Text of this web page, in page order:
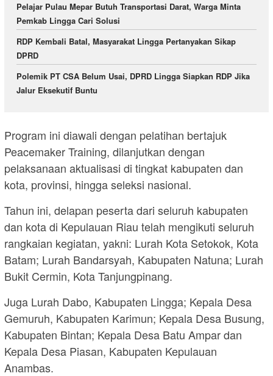
Pelajar Pulau Mepar Butuh Transportasi Darat, Warga Minta
Pemkab Lingga Cari Solusi
RDP Kembali Batal, Masyarakat Lingga Pertanyakan Sikap
DPRD
Polemik PT CSA Belum Usai, DPRD Lingga Siapkan RDP Jika
Jalur Eksekutif Buntu
Program ini diawali dengan pelatihan bertajuk
Peacemaker Training, dilanjutkan dengan
pelaksanaan aktualisasi di tingkat kabupaten dan
kota, provinsi, hingga seleksi nasional.
Tahun ini, delapan peserta dari seluruh kabupaten
dan kota di Kepulauan Riau telah mengikuti seluruh
rangkaian kegiatan, yakni: Lurah Kota Setokok, Kota
Batam; Lurah Bandarsyah, Kabupaten Natuna; Lurah
Bukit Cermin, Kota Tanjungpinang.
Juga Lurah Dabo, Kabupaten Lingga; Kepala Desa
Gemuruh, Kabupaten Karimun; Kepala Desa Busung,
Kabupaten Bintan; Kepala Desa Batu Ampar dan
Kepala Desa Piasan, Kabupaten Kepulauan
Anambas.